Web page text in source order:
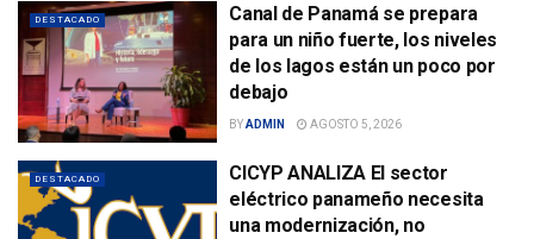
DESTACADO
Canal de Panamá se prepara
para un niño fuerte, los niveles
de los lagos están un poco por
debajo
BYADMIN AGOSTO 5, 2026
DESTACADO
CICYP ANALIZA El sector
eléctrico panameño necesita
una modernización, no